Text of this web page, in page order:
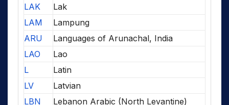
LAK
Lak
LAM
Lampung
ARU
Languages of Arunachal, India
LAO
Lao
L
Latin
LV
Latvian
LBN
Lebanon Arabic (North Levantine)